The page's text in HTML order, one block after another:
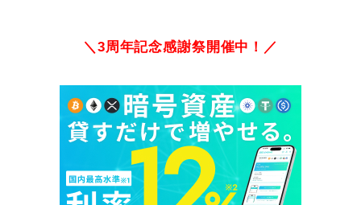
＼3周年記念感謝祭開催中！／